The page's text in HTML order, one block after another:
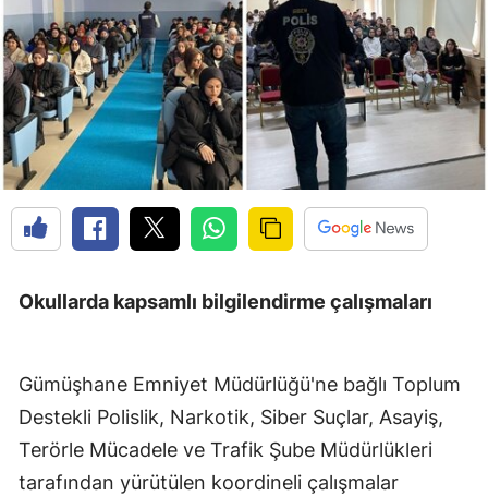
Erzurum
Eskişehir
Gaziantep
Giresun
Hakkari
Hatay
Mersin
İstanbul
İzmir
Okullarda kapsamlı bilgilendirme çalışmaları
Gümüşhane Emniyet Müdürlüğü'ne bağlı Toplum
Destekli Polislik, Narkotik, Siber Suçlar, Asayiş,
Terörle Mücadele ve Trafik Şube Müdürlükleri
tarafından yürütülen koordineli çalışmalar